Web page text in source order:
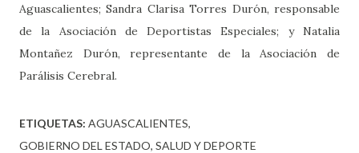
Aguascalientes; Sandra Clarisa Torres Durón, responsable
de la Asociación de Deportistas Especiales; y Natalia
Montañez Durón, representante de la Asociación de
Parálisis Cerebral.
ETIQUETAS: AGUASCALIENTES
GOBIERNO DEL ESTADO SALUD Y DEPORTE